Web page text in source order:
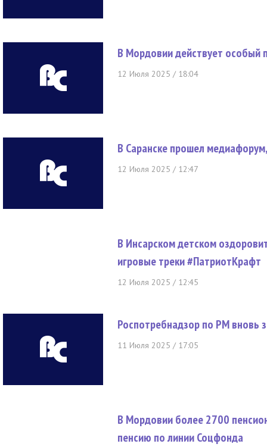
В Мордовии действует
12 Июля 2025 / 18:04
В Саранске прошел
12 Июля 2025 / 12:47
В Инсарском детском
игровые треки #ПатриотКрафт
12 Июля 2025 / 12:45
Роспотребнадзор по РМ вновь
11 Июля 2025 / 17:05
В Мордовии более 2700
пенсию по линии Соцфонда